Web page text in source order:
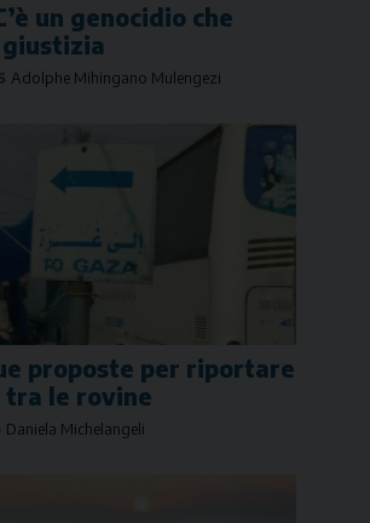
un genocidio che
Adolphe Mihingano Mulengezi
proposte per riportare
tra le rovine
Daniela Michelangeli